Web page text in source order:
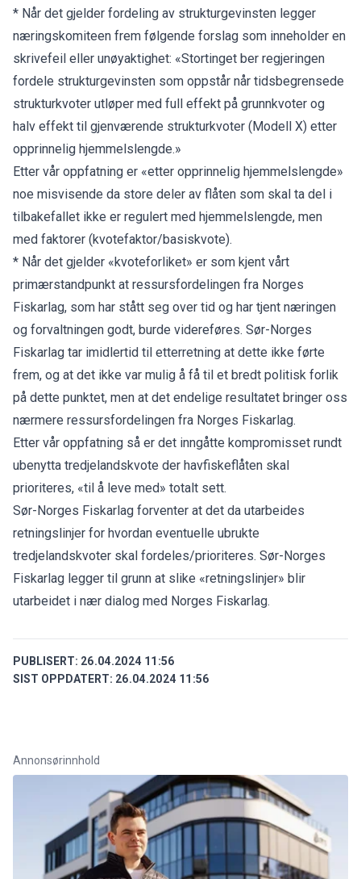
* Når det gjelder fordeling av strukturgevinsten legger
næringskomiteen frem følgende forslag som inneholder en
skrivefeil eller unøyaktighet: «Stortinget ber regjeringen
fordele strukturgevinsten som oppstår når tidsbegrensede
strukturkvoter utløper med full effekt på grunnkvoter og
halv effekt til gjenværende strukturkvoter (Modell X) etter
opprinnelig hjemmelslengde.»
Etter vår oppfatning er «etter opprinnelig hjemmelslengde»
noe misvisende da store deler av flåten som skal ta del i
tilbakefallet ikke er regulert med hjemmelslengde, men
med faktorer (kvotefaktor/basiskvote).
* Når det gjelder «kvoteforliket» er som kjent vårt
primærstandpunkt at ressursfordelingen fra Norges
Fiskarlag, som har stått seg over tid og har tjent næringen
og forvaltningen godt, burde videreføres. Sør-Norges
Fiskarlag tar imidlertid til etterretning at dette ikke førte
frem, og at det ikke var mulig å få til et bredt politisk forlik
på dette punktet, men at det endelige resultatet bringer oss
nærmere ressursfordelingen fra Norges Fiskarlag.
Etter vår oppfatning så er det inngåtte kompromisset rundt
ubenytta tredjelandskvote der havfiskeflåten skal
prioriteres, «til å leve med» totalt sett.
Sør-Norges Fiskarlag forventer at det da utarbeides
retningslinjer for hvordan eventuelle ubrukte
tredjelandskvoter skal fordeles/prioriteres. Sør-Norges
Fiskarlag legger til grunn at slike «retningslinjer» blir
utarbeidet i nær dialog med Norges Fiskarlag.
PUBLISERT: 26.04.2024 11:56
SIST OPPDATERT: 26.04.2024 11:56
Annonsørinnhold